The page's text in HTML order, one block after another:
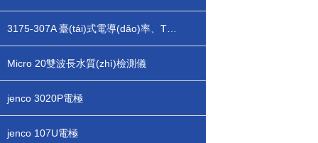
Micro 20雙波長水質(zhì)檢測儀
jenco 3020P電極
jenco 107U電極